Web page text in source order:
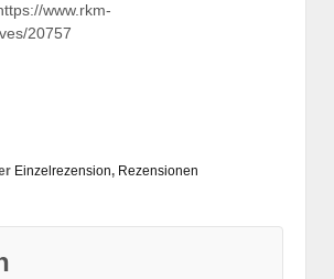
www.rkm-
20757
Einzelrezension, Rezensionen